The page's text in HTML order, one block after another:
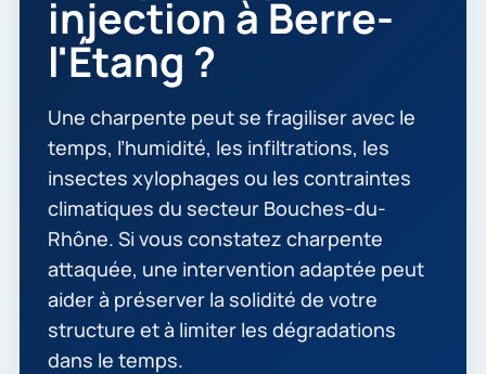
injection à Berre-
l'Étang ?
Une charpente peut se fragiliser avec le
temps, l’humidité, les infiltrations, les
insectes xylophages ou les contraintes
climatiques du secteur Bouches-du-
Rhône. Si vous constatez charpente
attaquée, une intervention adaptée peut
aider à préserver la solidité de votre
structure et à limiter les dégradations
dans le temps.